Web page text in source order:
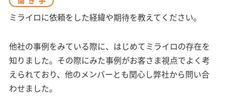
ミライロに依頼をした経緯や期待を教えてください。
他社の事例をみている際に、はじめてミライロの存在を
知りました。その際にみた事例がお客さま視点でよく考
えられており、他のメンバーとも関心し弊社から問い合
わせました。